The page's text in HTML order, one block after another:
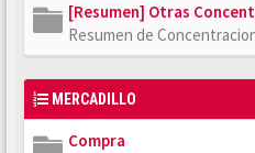
[Resumen] Otras
Resumen de
MERCADILLO
Compra